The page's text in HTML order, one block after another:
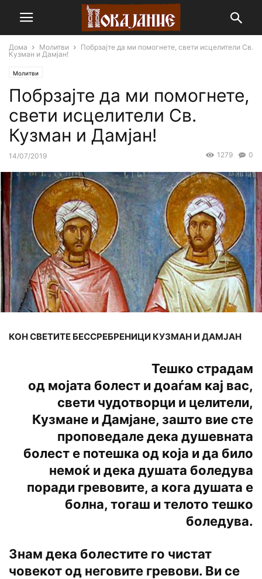
Дома Молитви
Побрзајте да ми помогнете, свети исцелители Св.
Кузман и Дамјан!
Молитви
Побрзајте да ми помогнете,
свети исцелители Св.
Кузман и Дамјан!
14/07/2019 0
1279
КОН СВЕТИТЕ БЕССРЕБРЕНИЦИ КУЗМАН И ДАМЈАН
Тешко страдам
од мојата болест и доаѓам кај вас,
свети чудотворци и целители,
Кузмане и Дамјане, зашто вие сте
проповедале дека душевната
болест е потешка од која и да било
немоќ и дека душата боледува
поради гревовите, а кога душата е
болна, тогаш и телото тешко
боледува.
Знам дека болестите го чистат
човекот од неговите гревови. Ви се